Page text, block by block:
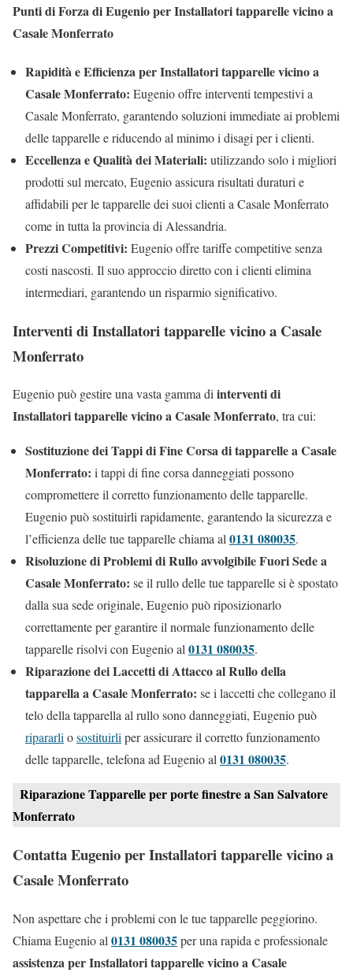
Punti di Forza di Eugenio per Installatori tapparelle vicino a
Casale Monferrato
Rapidità e Efficienza per Installatori tapparelle vicino a
Casale Monferrato: Eugenio offre interventi tempestivi a
Casale Monferrato, garantendo soluzioni immediate ai problemi
delle tapparelle e riducendo al minimo i disagi per i clienti.
Eccellenza e Qualità dei Materiali: utilizzando solo i migliori
prodotti sul mercato, Eugenio assicura risultati duraturi e
affidabili per le tapparelle dei suoi clienti a Casale Monferrato
come in tutta la provincia di Alessandria.
Prezzi Competitivi: Eugenio offre tariffe competitive senza
costi nascosti. Il suo approccio diretto con i clienti elimina
intermediari, garantendo un risparmio significativo.
Interventi di Installatori tapparelle vicino a Casale
Monferrato
Eugenio può gestire una vasta gamma diinterventi di
Installatori tapparelle vicino a Casale Monferrato, tra cui:
Sostituzione dei Tappi di Fine Corsa di tapparelle a Casale
Monferrato: i tappi di fine corsa danneggiati possono
compromettere il corretto funzionamento delle tapparelle.
Eugenio può sostituirli rapidamente, garantendo la sicurezza e
l’efficienza delle tue tapparelle chiama al0131 080035.
Risoluzione di Problemi di Rullo avvolgibile Fuori Sede a
Casale Monferrato: se il rullo delle tue tapparelle si è spostato
dalla sua sede originale, Eugenio può riposizionarlo
correttamente per garantire il normale funzionamento delle
tapparelle risolvi con Eugenio al0131 080035.
Riparazione dei Laccetti di Attacco al Rullo della
tapparella a Casale Monferrato: se i laccetti che collegano il
telo della tapparella al rullo sono danneggiati, Eugenio può
ripararliosostituirliper assicurare il corretto funzionamento
delle tapparelle, telefona ad Eugenio al0131 080035.
Riparazione Tapparelle per porte finestre a San Salvatore
Monferrato
Contatta Eugenio per Installatori tapparelle vicino a
Casale Monferrato
Non aspettare che i problemi con le tue tapparelle peggiorino.
Chiama Eugenio al 0131 080035per una rapida e professionale
assistenza per Installatori tapparelle vicino a Casale